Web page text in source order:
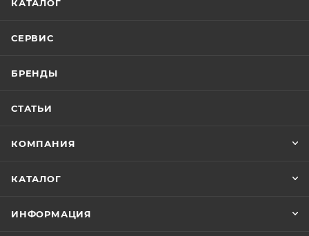
КАТАЛОГ
СЕРВИС
БРЕНДЫ
СТАТЬИ
КОМПАНИЯ
КАТАЛОГ
ИНФОРМАЦИЯ